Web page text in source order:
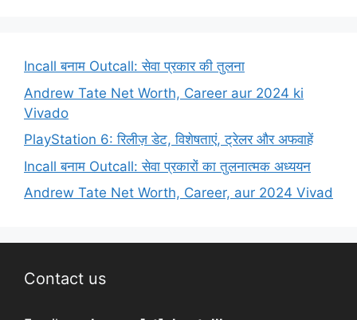
Incall बनाम Outcall: सेवा प्रकार की तुलना
Andrew Tate Net Worth, Career aur 2024 ki
Vivado
PlayStation 6: रिलीज़ डेट, विशेषताएं, ट्रेलर और अफवाहें
Incall बनाम Outcall: सेवा प्रकारों का तुलनात्मक अध्ययन
Andrew Tate Net Worth, Career, aur 2024 Vivad
Contact us